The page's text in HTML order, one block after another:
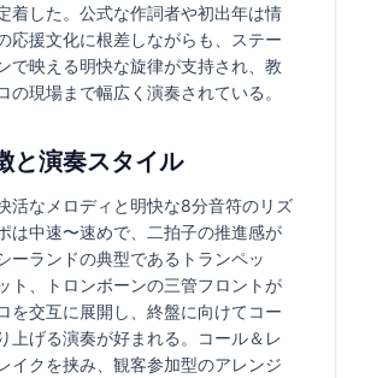
着した。公式な作詞者や初出年は情
応援文化に根差しながらも、ステー
で映える明快な旋律が支持され、教
の現場まで幅広く演奏されている。
と演奏スタイル
活なメロディと明快な8分音符のリズ
は中速〜速めで、二拍子の推進感が
ーランドの典型であるトランペッ
ト、トロンボーンの三管フロントが
を交互に展開し、終盤に向けてコー
上げる演奏が好まれる。コール＆レ
イクを挟み、観客参加型のアレンジ